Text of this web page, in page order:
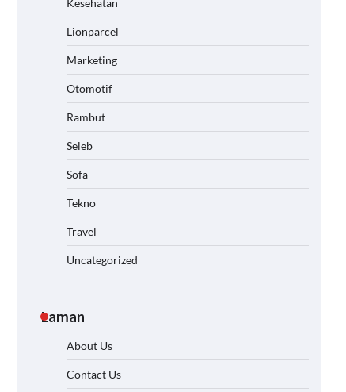
Kesehatan
Lionparcel
Marketing
Otomotif
Rambut
Seleb
Sofa
Tekno
Travel
Uncategorized
Laman
About Us
Contact Us